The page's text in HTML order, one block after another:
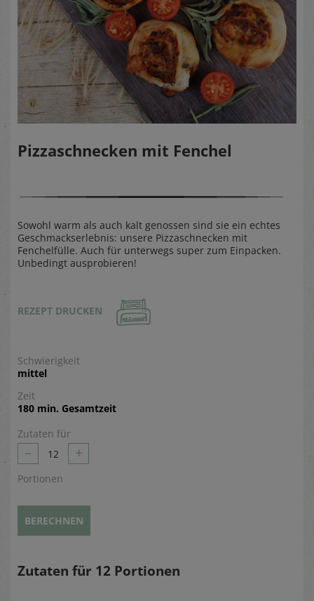
Pizzaschnecken mit Fenchel
Sowohl warm als auch kalt genossen sind sie ein echtes
Geschmackserlebnis: unsere Pizzaschnecken mit
Fenchelfülle. Auch für unterwegs super zum Einpacken.
Unbedingt ausprobieren!
REZEPT DRUCKEN
Schwierigkeit
mittel
Zeit
180 min. Gesamtzeit
Zutaten für
– 12 +
Portionen
BERECHNEN
Zutaten für 12 Portionen